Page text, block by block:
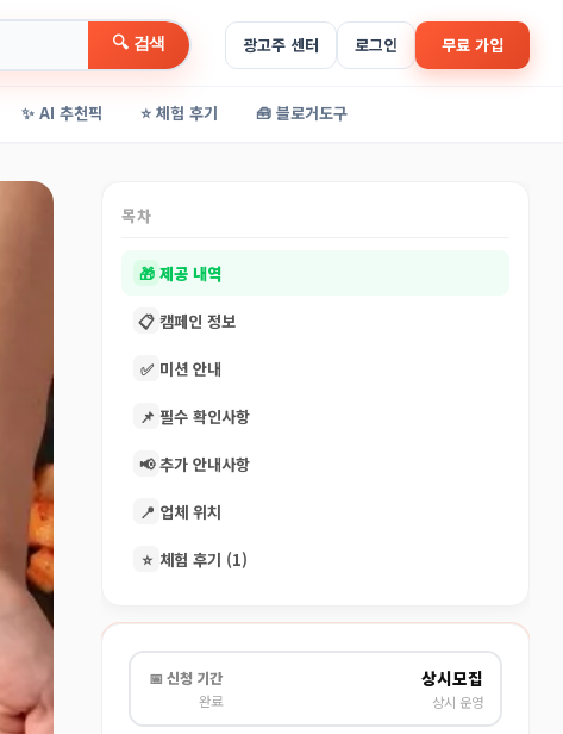
🔍 검색 광고주 센터 로그인 무료 가입
✨ AI 추천픽 ⭐ 체험 후기 🧰 블로거도구
목차
🎁 제공 내역
📋 캠페인 정보
✅ 미션 안내
📌 필수 확인사항
📢 추가 안내사항
📍 업체 위치
⭐ 체험 후기 (1)
📅 신청 기간
완료
상시모집
상시 운영